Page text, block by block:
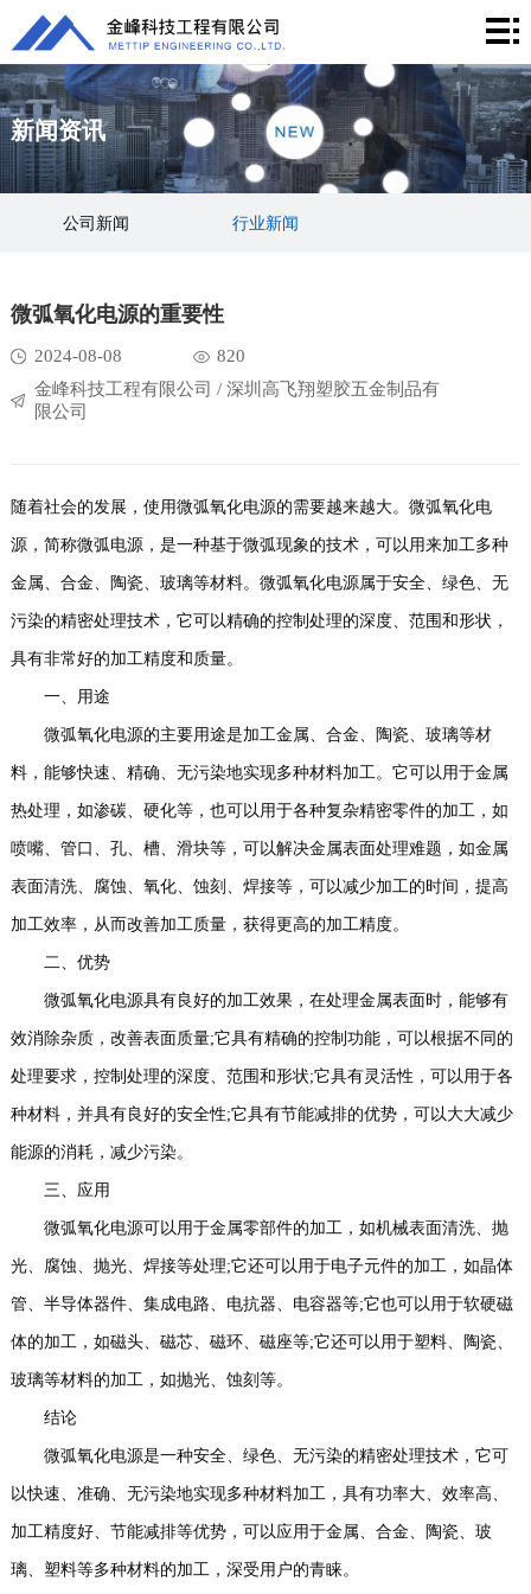
页
产
品
解
决
成
例
资
讯
关
于
我
联
系
们
新闻资讯
公司新闻 行业新闻
微弧氧化电源的重要性
2024-08-08
820
金峰科技工程有限公司 / 深圳高飞翔塑胶五金制品有
限公司
随着社会的发展，使用微弧氧化电源的需要越来越大。微弧氧化电
源，简称微弧电源，是一种基于微弧现象的技术，可以用来加工多种
金属、合金、陶瓷、玻璃等材料。微弧氧化电源属于安全、绿色、无
污染的精密处理技术，它可以精确的控制处理的深度、范围和形状，
具有非常好的加工精度和质量。
一、用途
微弧氧化电源的主要用途是加工金属、合金、陶瓷、玻璃等材
料，能够快速、精确、无污染地实现多种材料加工。它可以用于金属
热处理，如渗碳、硬化等，也可以用于各种复杂精密零件的加工，如
喷嘴、管口、孔、槽、滑块等，可以解决金属表面处理难题，如金属
表面清洗、腐蚀、氧化、蚀刻、焊接等，可以减少加工的时间，提高
加工效率，从而改善加工质量，获得更高的加工精度。
二、优势
微弧氧化电源具有良好的加工效果，在处理金属表面时，能够有
效消除杂质，改善表面质量;它具有精确的控制功能，可以根据不同的
处理要求，控制处理的深度、范围和形状;它具有灵活性，可以用于各
种材料，并具有良好的安全性;它具有节能减排的优势，可以大大减少
能源的消耗，减少污染。
三、应用
微弧氧化电源可以用于金属零部件的加工，如机械表面清洗、抛
光、腐蚀、抛光、焊接等处理;它还可以用于电子元件的加工，如晶体
管、半导体器件、集成电路、电抗器、电容器等;它也可以用于软硬磁
体的加工，如磁头、磁芯、磁环、磁座等;它还可以用于塑料、陶瓷、
玻璃等材料的加工，如抛光、蚀刻等。
结论
微弧氧化电源是一种安全、绿色、无污染的精密处理技术，它可
以快速、准确、无污染地实现多种材料加工，具有功率大、效率高、
加工精度好、节能减排等优势，可以应用于金属、合金、陶瓷、玻
璃、塑料等多种材料的加工，深受用户的青睐。